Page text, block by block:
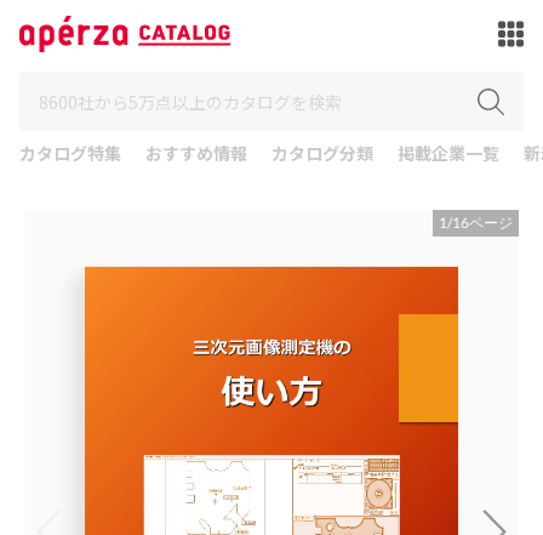
カタログ特集 おすすめ情報 カタログ分類 掲載企業一覧
1/16ページ